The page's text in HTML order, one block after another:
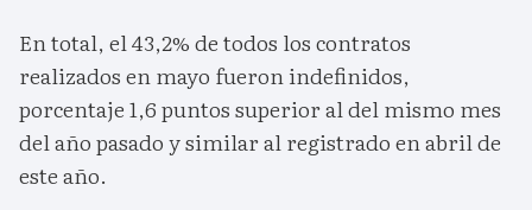
En total, el 43,2% de todos los contratos
realizados en mayo fueron indefinidos,
porcentaje 1,6 puntos superior al del mismo mes
del año pasado y similar al registrado en abril de
este año.